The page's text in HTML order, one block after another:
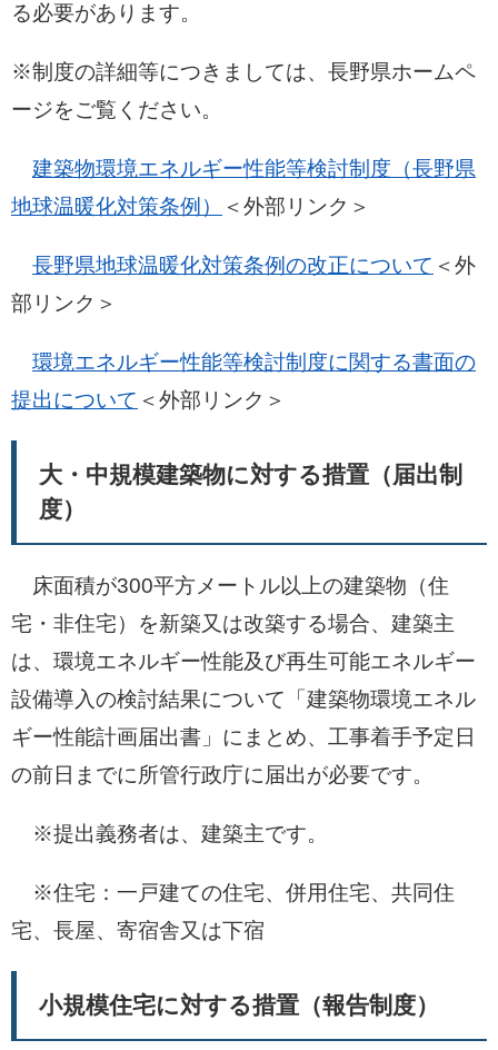
る必要があります。
※制度の詳細等につきましては、長野県ホームペ
ージをご覧ください。
建築物環境エネルギー性能等検討制度（長野県
地球温暖化対策条例）
＜外部リンク＞
長野県地球温暖化対策条例の改正について ＜外
部リンク＞
環境エネルギー性能等検討制度に関する書面の
提出について ＜外部リンク＞
大・中規模建築物に対する措置（届出制
度）
床面積が300平方メートル以上の建築物（住
宅・非住宅）を新築又は改築する場合、建築主
は、環境エネルギー性能及び再生可能エネルギー
設備導入の検討結果について「建築物環境エネル
ギー性能計画届出書」にまとめ、工事着手予定日
の前日までに所管行政庁に届出が必要です。
※提出義務者は、建築主です。
※住宅：一戸建ての住宅、併用住宅、共同住
宅、長屋、寄宿舎又は下宿
小規模住宅に対する措置（報告制度）